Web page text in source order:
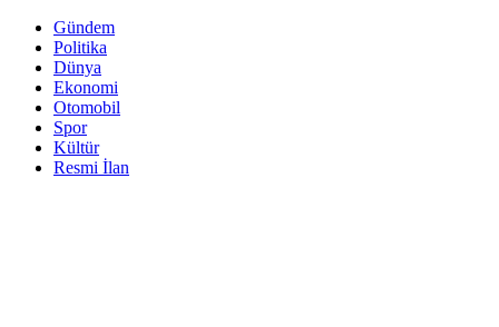
Gündem
Politika
Dünya
Ekonomi
Otomobil
Spor
Kültür
Resmi İlan